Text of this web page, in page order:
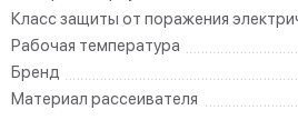
Класс защиты от поражения
Рабочая температура
Бренд
Материал рассеивателя